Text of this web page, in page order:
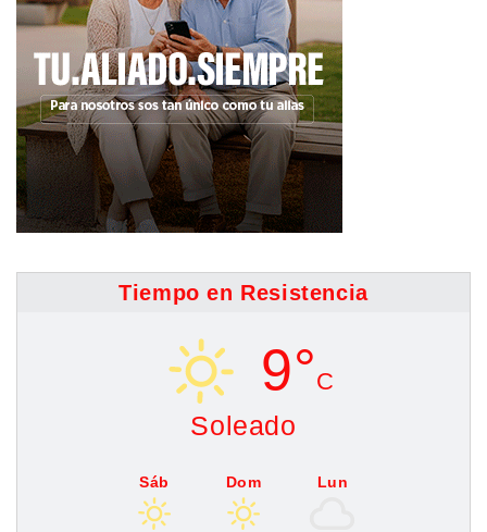
Tiempo en Resistencia
9°C
Soleado
Sáb Dom Lun